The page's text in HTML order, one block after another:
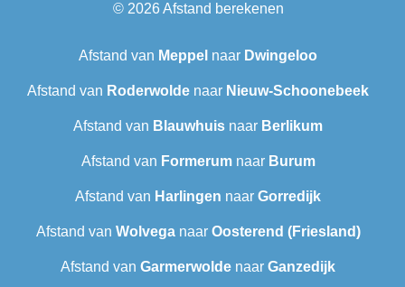
© 2026Afstand berekenen
Afstand van Meppel naar Dwingeloo
Afstand van Roderwolde naar Nieuw-Schoonebeek
Afstand van Blauwhuis naar Berlikum
Afstand van Formerumnaar Burum
Afstand van Harlingen naar Gorredijk
Afstand van Wolveganaar Oosterend (Friesland)
Afstand van Garmerwolde naar Ganzedijk